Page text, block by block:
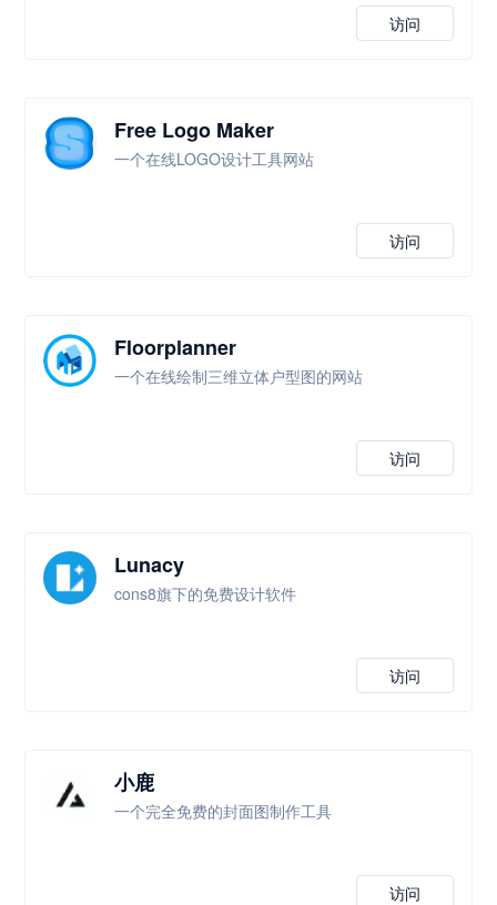
访问
Free Logo Maker
一个在线LOGO设计工具网站
访问
Floorplanner
一个在线绘制三维立体户型图的网站
访问
Lunacy
cons8旗下的免费设计软件
访问
小鹿
一个完全免费的封面图制作工具
访问